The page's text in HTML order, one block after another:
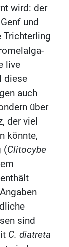
wird: der
und
Trichterling
live
diese
auch
über
der viel
könnte,
(Clitocybe
sind
C. diatreta